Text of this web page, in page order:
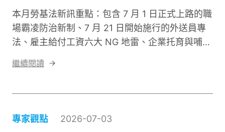
本月勞基法新訊重點：包含 7 月 1 日正式上路的職
場霸凌防治新制、7 月 21 日開始施行的外送員專
法、雇主給付工資六大 NG 地雷、企業托育與哺集
繼續閱讀
專家觀點 2026-07-03